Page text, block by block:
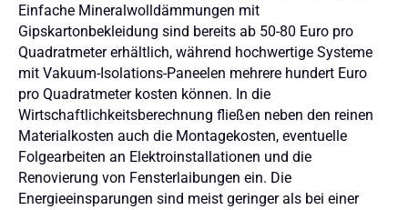
Einfache Mineralwolldämmungen mit
Gipskartonbekleidung sind bereits ab 50-80 Euro pro
Quadratmeter erhältlich, während hochwertige Systeme
mit Vakuum-Isolations-Paneelen mehrere hundert Euro
pro Quadratmeter kosten können. In die
Wirtschaftlichkeitsberechnung fließen neben den reinen
Materialkosten auch die Montagekosten, eventuelle
Folgearbeiten an Elektroinstallationen und die
Renovierung von Fensterlaibungen ein. Die
Energieeinsparungen sind meist geringer als bei einer